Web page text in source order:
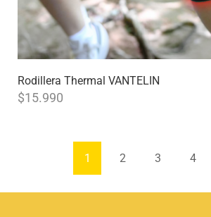
Rodillera Thermal VANTELIN
$15.990
1 2 3 4